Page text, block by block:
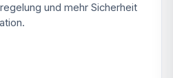
und mehr Sicherheit